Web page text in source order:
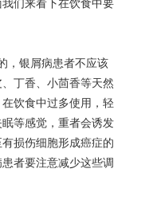
们来看下在饮食中要
，银屑病患者不应该
丁香、小茴香等天然
饮食中过多使用，轻
等感觉，重者会诱发
损伤细胞形成癌症的
者要注意减少这些调